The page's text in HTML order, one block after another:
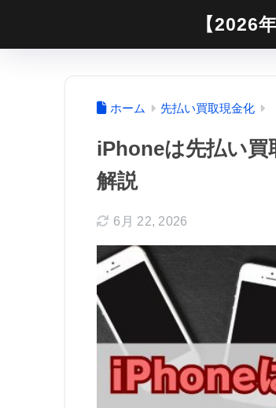
【2026
ホーム 先払い買取現金化
iPhoneは先払い買
解説
6月 22, 2026